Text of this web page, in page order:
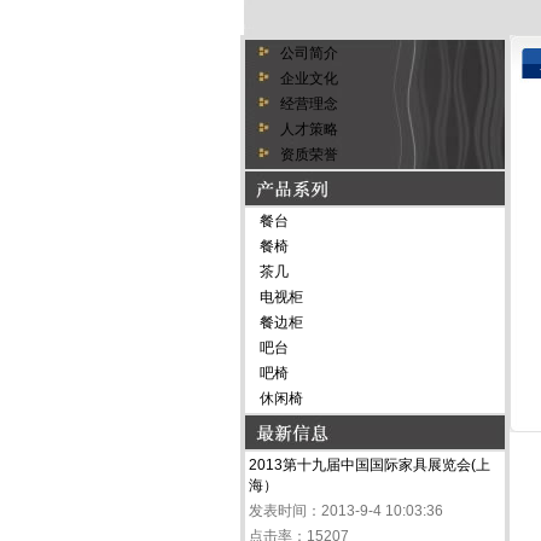
公司简介
企业文化
经营理念
人才策略
资质荣誉
餐台
餐椅
茶几
电视柜
餐边柜
吧台
吧椅
休闲椅
2013第十九届中国国际家具展览会(上
海）
发表时间：2013-9-4 10:03:36
点击率：15207